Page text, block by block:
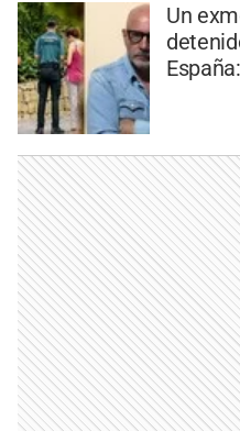
Un